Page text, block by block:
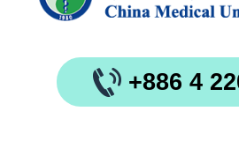
+886 4